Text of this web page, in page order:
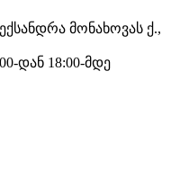
მონახოვას ქ.,
დან 18:00-მდე